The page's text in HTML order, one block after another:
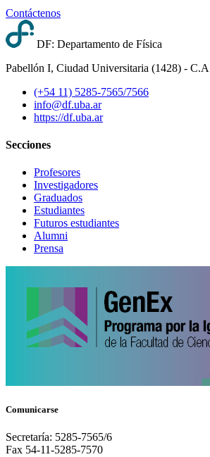
Contáctenos
DF: Departamento de Física
Pabellón I, Ciudad Universitaria (1428) -
(+54 11) 5285-7565/7566
info@df.uba.ar
https://df.uba.ar
Secciones
Profesores
Investigadores
Graduados
Estudiantes
Futuros estudiantes
Alumni
Prensa
Comunicarse
Secretaría: 5285-7565/6
Fax 54-11-5285-7570